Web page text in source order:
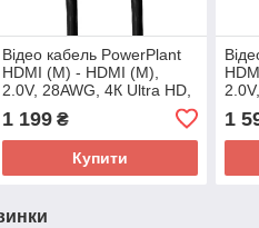
Відео кабель PowerPlant
HDMI (M) - HDMI (M),
2.0V, 28AWG, 4К Ultra HD,
1 199₴
Купити
1